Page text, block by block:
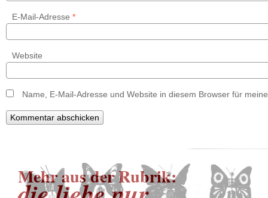
E-Mail-Adresse *
Website
Name, E-Mail-Adresse und Website in diesem Browser für
Mehr aus der Rubrik: